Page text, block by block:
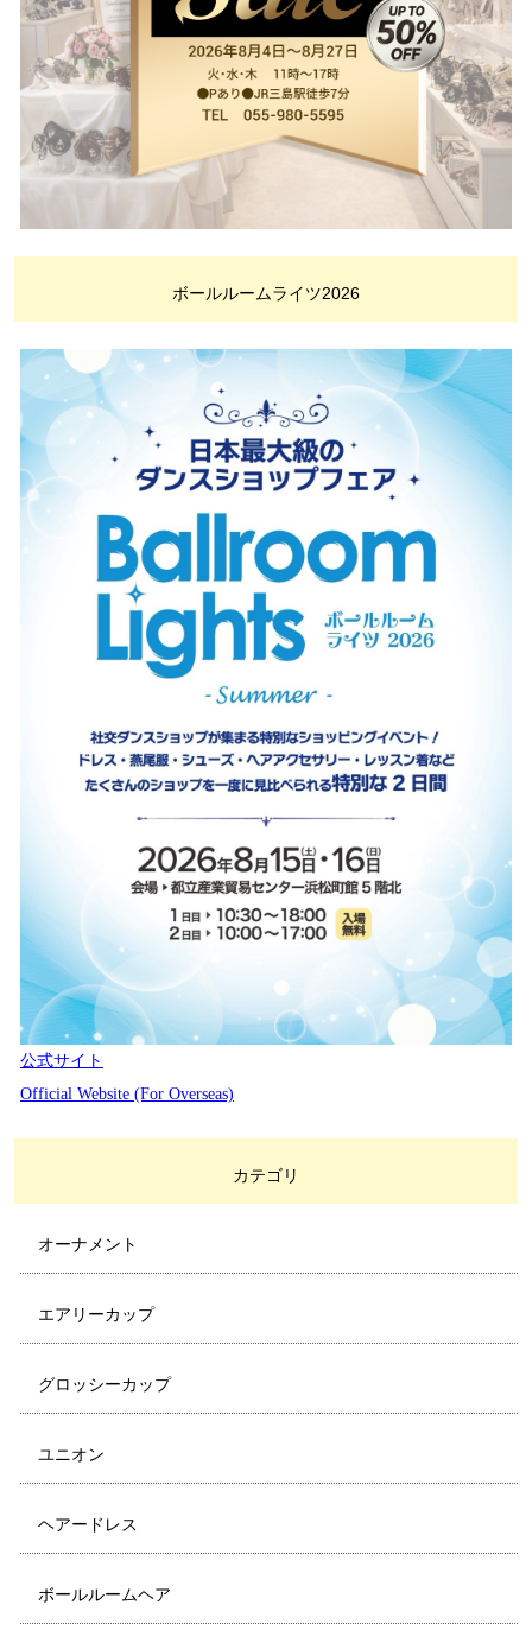
ボールルームライツ2026
公式サイト
Official Website (For Overseas)
カテゴリ
オーナメント
エアリーカップ
グロッシーカップ
ユニオン
ヘアードレス
ボールルームヘア